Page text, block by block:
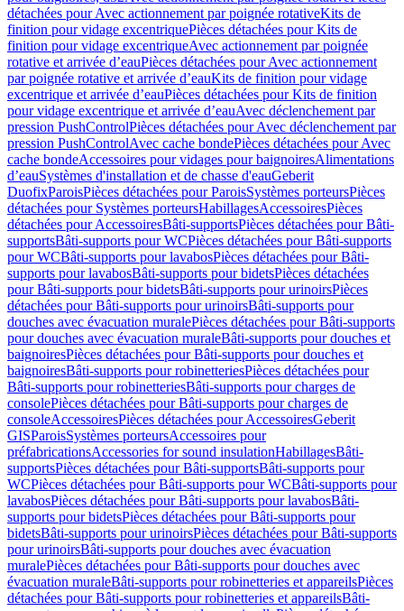
détachées pour Avec actionnement par poignée rotativeKits de
finition pour vidage excentriquePièces détachées pour Kits de
finition pour vidage excentriqueAvec actionnement par poignée
rotative et arrivée d’eauPièces détachées pour Avec actionnement
par poignée rotative et arrivée d’eauKits de finition pour vidage
excentrique et arrivée d’eauPièces détachées pour Kits de finition
pour vidage excentrique et arrivée d’eauAvec déclenchement par
pression PushControlPièces détachées pour Avec déclenchement par
pression PushControlAvec cache bondePièces détachées pour Avec
cache bondeAccessoires pour vidages pour baignoiresAlimentations
d’eauSystèmes d'installation et de chasse d'eauGeberit
DuofixParoisPièces détachées pour ParoisSystèmes porteursPièces
détachées pour Systèmes porteursHabillagesAccessoiresPièces
détachées pour AccessoiresBâti-supportsPièces détachées pour Bâti-
supportsBâti-supports pour WCPièces détachées pour Bâti-supports
pour WCBâti-supports pour lavabosPièces détachées pour Bâti-
supports pour lavabosBâti-supports pour bidetsPièces détachées
pour Bâti-supports pour bidetsBâti-supports pour urinoirsPièces
détachées pour Bâti-supports pour urinoirsBâti-supports pour
douches avec évacuation muralePièces détachées pour Bâti-supports
pour douches avec évacuation muraleBâti-supports pour douches et
baignoiresPièces détachées pour Bâti-supports pour douches et
baignoiresBâti-supports pour robinetteriesPièces détachées pour
Bâti-supports pour robinetteriesBâti-supports pour charges de
consolePièces détachées pour Bâti-supports pour charges de
consoleAccessoiresPièces détachées pour AccessoiresGeberit
GISParoisSystèmes porteursAccessoires pour
préfabricationsAccessories for sound insulationHabillagesBâti-
supportsPièces détachées pour Bâti-supportsBâti-supports pour
WCPièces détachées pour Bâti-supports pour WCBâti-supports pour
lavabosPièces détachées pour Bâti-supports pour lavabosBâti-
supports pour bidetsPièces détachées pour Bâti-supports pour
bidetsBâti-supports pour urinoirsPièces détachées pour Bâti-supports
pour urinoirsBâti-supports pour douches avec évacuation
muralePièces détachées pour Bâti-supports pour douches avec
évacuation muraleBâti-supports pour robinetteries et appareilsPièces
détachées pour Bâti-supports pour robinetteries et appareilsBâti-